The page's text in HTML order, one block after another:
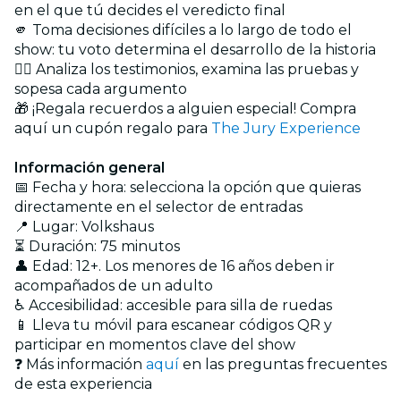
en el que tú decides el veredicto final
🫵 Toma decisiones difíciles a lo largo de todo el
show: tu voto determina el desarrollo de la historia
🕵️‍♂️ Analiza los testimonios, examina las pruebas y
sopesa cada argumento
🎁 ¡Regala recuerdos a alguien especial! Compra
aquí un cupón regalo para The Jury Experience
Información general
📅 Fecha y hora: selecciona la opción que quieras
directamente en el selector de entradas
📍 Lugar: Volkshaus
⏳ Duración: 75 minutos
👤 Edad: 12+. Los menores de 16 años deben ir
acompañados de un adulto
♿ Accesibilidad: accesible para silla de ruedas
📱 Lleva tu móvil para escanear códigos QR y
participar en momentos clave del show
❓ Más información aquí en las preguntas frecuentes
de esta experiencia